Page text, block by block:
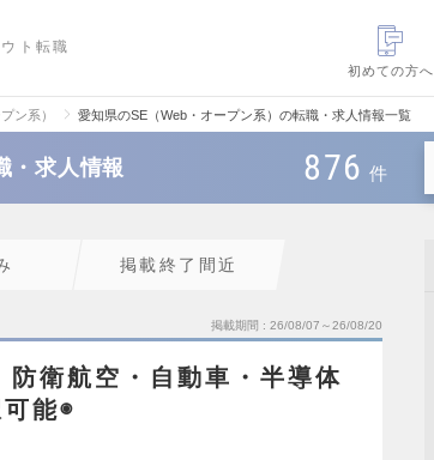
ト転職
初めての方へ
ン系） 愛知県のSE（Web・オープン系）の転職・求人情報一覧
・求人情報 876 件
掲載終了間近
掲載期間 26/08/07～26/08/20
防衛航空・自動車・半導体
能◉